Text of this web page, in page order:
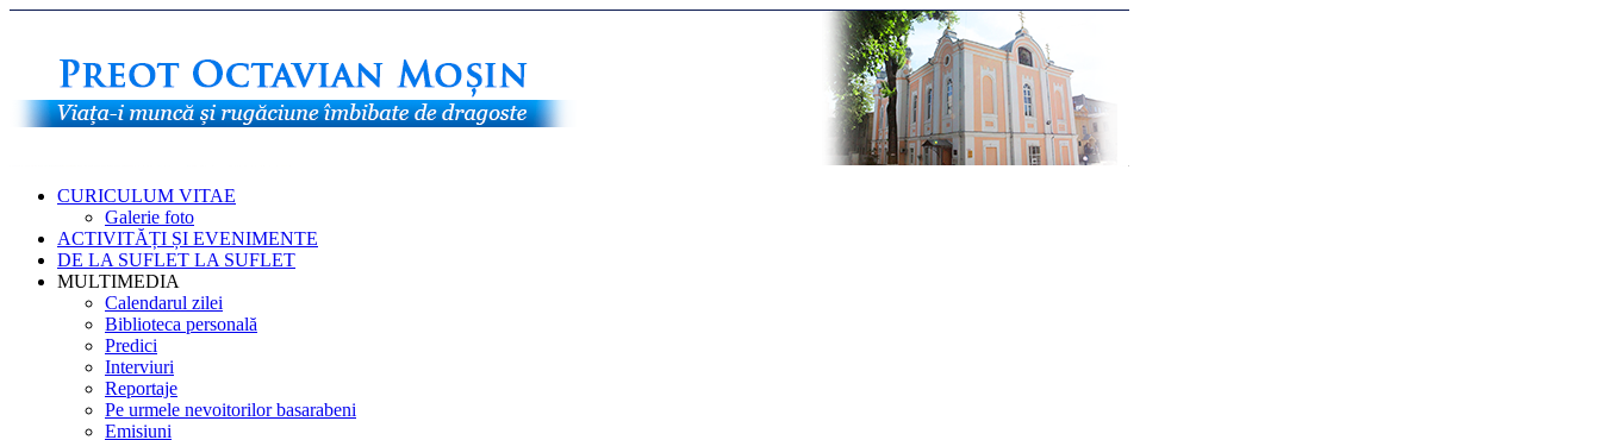
CURICULUM VITAE
Galerie foto
ACTIVITĂȚI ȘI EVENIMENTE
DE LA SUFLET LA SUFLET
MULTIMEDIA
Calendarul zilei
Biblioteca personală
Predici
Interviuri
Reportaje
Pe urmele nevoitorilor basarabeni
Emisiuni